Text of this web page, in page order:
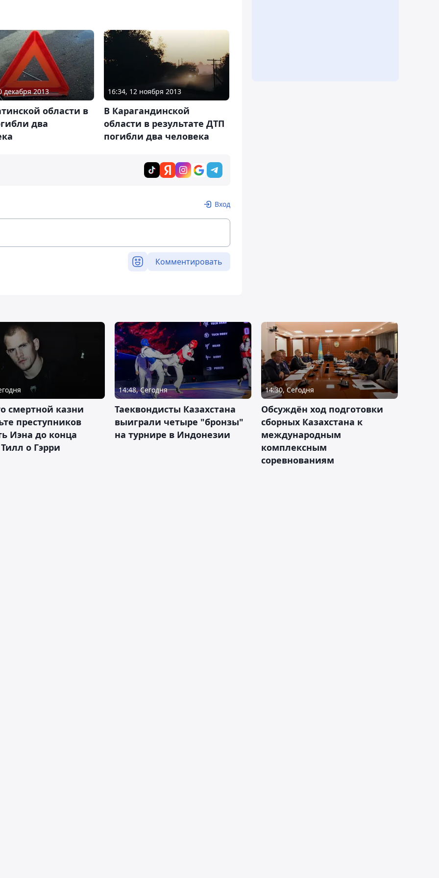
декабря 2013
области в
два
16:34, 12 ноября 2013
В Карагандинской
области в результате ДТП
погибли два человека
Вход
Комментировать
смертной казни
преступников
Иэна до конца
о Гэрри
14:48, Сегодня
Таеквондисты Казахстана
выиграли четыре "бронзы"
на турнире в Индонезии
14:30, Сегодня
Обсуждён ход подготовки
сборных Казахстана к
международным
комплексным
соревнованиям